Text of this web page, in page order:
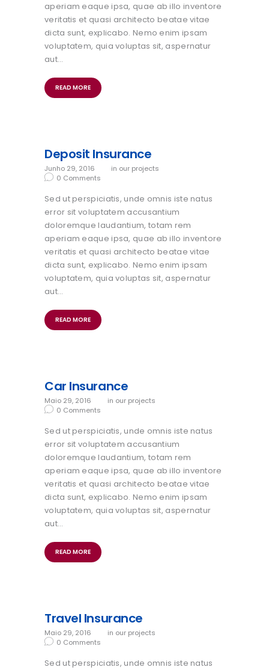
aperiam eaque ipsa, quae ab illo inventore
veritatis et quasi architecto beatae vitae
dicta sunt, explicabo. Nemo enim ipsam
voluptatem, quia voluptas sit, aspernatur
aut…
READ MORE
Deposit Insurance
Junho 29, 2016 in our projects
0 Comments
Sed ut perspiciatis, unde omnis iste natus
error sit voluptatem accusantium
doloremque laudantium, totam rem
aperiam eaque ipsa, quae ab illo inventore
veritatis et quasi architecto beatae vitae
dicta sunt, explicabo. Nemo enim ipsam
voluptatem, quia voluptas sit, aspernatur
aut…
READ MORE
Car Insurance
Maio 29, 2016 in our projects
0 Comments
Sed ut perspiciatis, unde omnis iste natus
error sit voluptatem accusantium
doloremque laudantium, totam rem
aperiam eaque ipsa, quae ab illo inventore
veritatis et quasi architecto beatae vitae
dicta sunt, explicabo. Nemo enim ipsam
voluptatem, quia voluptas sit, aspernatur
aut…
READ MORE
Travel Insurance
Maio 29, 2016 in our projects
0 Comments
Sed ut perspiciatis, unde omnis iste natus